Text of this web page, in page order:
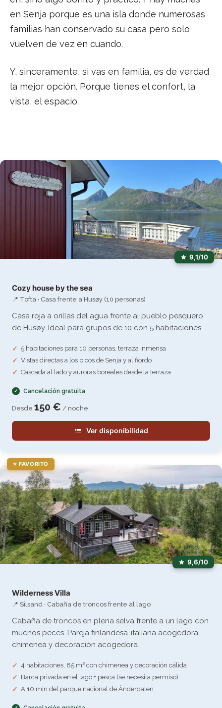
en Senja porque es una isla donde numerosas
familias han conservado su casa pero solo
vuelven de vez en cuando.
Y, sinceramente, si vas en familia, es de verdad
la mejor opción. Porque tienes el confort, la
vista, el espacio.
9,1/10
Cozy house by the sea
📍 Tofta · Casa frente a Husøy (10 personas)
Casa roja a orillas del agua frente al pueblo pesquero
de Husøy. Ideal para grupos de 10 con 5 habitaciones.
5 habitaciones para 10 personas, terraza inmensa
Vistas directas a los picos de Senja y al fiordo
Cascada al lado y auroras boreales desde la terraza
Cancelación gratuita
Desde 150 € / noche
Ver disponibilidad
⭐ FAVORITO
9,6/10
Wilderness Villa
📍 Silsand · Cabaña de troncos frente al lago
Cabaña de troncos en plena selva frente a un lago con
muchos peces. Pareja finlandesa-italiana acogedora,
chimenea y decoración acogedora.
4 habitaciones, 85 m² con chimenea y decoración cálida
Barca privada en el lago + pesca (se necesita permiso)
A 10 min del parque nacional de Ånderdalen